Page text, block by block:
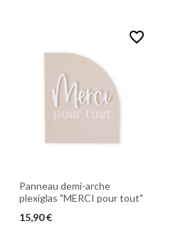
favorite_border
Panneau demi-arche
plexiglas "MERCI pour tout"
15,90 €